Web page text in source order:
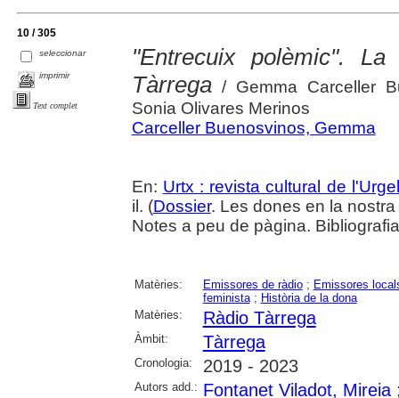
10 / 305
seleccionar
imprimir
Text complet
"Entrecuix polèmic".
Tàrrega/ Gemma Carceller
Sonia Olivares Merinos
Carceller Buenosvinos, Gemma
En: Urtx : revista cultural de
il. (Dossier. Les dones en la
Notes a peu de pàgina.
Matèries: Emissores de ràdio; Emissores
feminista; Història de la dona
Matèries:
Ràdio Tàrrega
Àmbit: Tàrrega
Cronologia: 2019 - 2023
Autors add.: Fontanet Viladot, Mireia